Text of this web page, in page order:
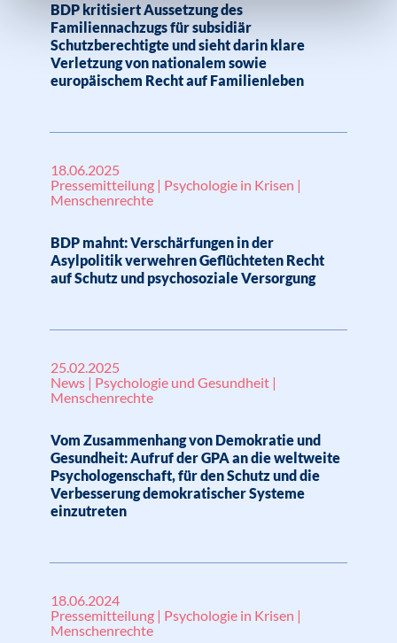
BDP kritisiert Aussetzung des
Familiennachzugs für subsidiär
Schutzberechtigte und sieht darin klare
Verletzung von nationalem sowie
europäischem Recht auf Familienleben
18.06.2025
Pressemitteilung | Psychologie in Krisen |
Menschenrechte
BDP mahnt: Verschärfungen in der
Asylpolitik verwehren Geflüchteten Recht
auf Schutz und psychosoziale Versorgung
25.02.2025
News | Psychologie und Gesundheit |
Menschenrechte
Vom Zusammenhang von Demokratie und
Gesundheit: Aufruf der GPA an die weltweite
Psychologenschaft, für den Schutz und die
Verbesserung demokratischer Systeme
einzutreten
18.06.2024
Pressemitteilung | Psychologie in Krisen |
Menschenrechte